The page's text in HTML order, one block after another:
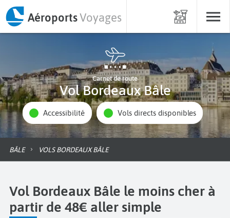
AéroportsVoyages
Carnet de route
Vol Bordeaux Bâle
Accessibilité Vols directs disponibles
BÂLE VOLS BORDEAUX BÂLE
Vol Bordeaux Bâle le moins cher à
partir de 48€ aller simple